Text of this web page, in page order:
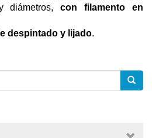
diámetros,con filamento en
despintado y lijado.